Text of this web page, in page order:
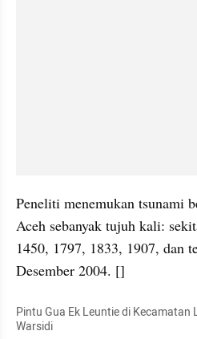
Peneliti menemukan tsunami
Aceh sebanyak tujuh kali:
1450, 1797, 1833, 1907, dan
Desember 2004. []
Pintu Gua Ek Leuntie di Kecamatan
Warsidi